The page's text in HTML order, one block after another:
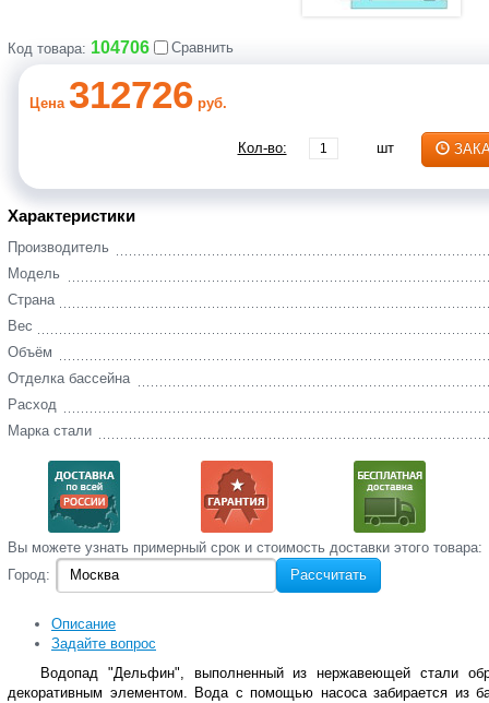
Код товара: 104706 Сравнить
Цена 312726 руб.
Кол-во: шт
Характеристики
Производитель
Модель
Страна
Вес
Объём
Отделка бассейна
Расход
Марка стали
Вы‌ можете‌ узнать‌ примерный срок и стоимость‌ доставки этого товара:
Город:
Рассчитать
Описание
Задайте вопрос
Водопад "Дельфин", выполненный из нержавеющей стали
декоративным элементом. Вода с помощью насоса забирается из